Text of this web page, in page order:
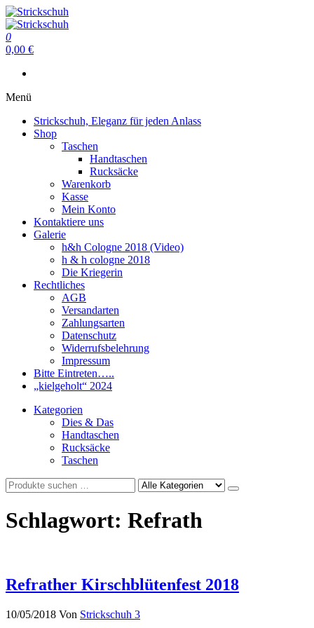
Zum
Inhalt
springen
Strickschuh
Strickschuh
0
0,00 €
Menü
Strickschuh, Eleganz für jeden Anlass
Shop
Taschen
Handtaschen
Rucksäcke
Warenkorb
Kasse
Mein Konto
Kontaktiere uns
Galerie
h&h Cologne 2018 (Video)
h & h cologne 2018
Die Kriegerin
Rechtliches
AGB
Versandarten
Zahlungsarten
Datenschutz
Widerrufsbelehrung
Impressum
Bitte Eintreten…..
„kielgeholt“ 2024
Kategorien
Dies & Das
Handtaschen
Rucksäcke
Taschen
Schlagwort: Refrath
Refrather Kirschblütenfest 2018
10/05/2018 Von Strickschuh 3